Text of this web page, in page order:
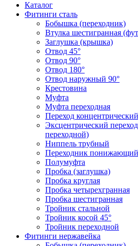
Каталог
Фитинги сталь
Бобышка (переходник)
Втулка шестигранная
Заглушка (крышка)
Отвод 45°
Отвод 90°
Отвод 180°
Отвод наружный 90°
Крестовина
Муфта
Муфта переходная
Переход
Эксцентрический
переходной)
Ниппель трубный
Переходник понижающий
Полумуфта
Пробка (заглушка)
Пробка круглая
Пробка четырехгранная
Пробка шестигранная
Тройник стальной
Тройник косой 45°
Тройник переходной
Фитинги нержавейка